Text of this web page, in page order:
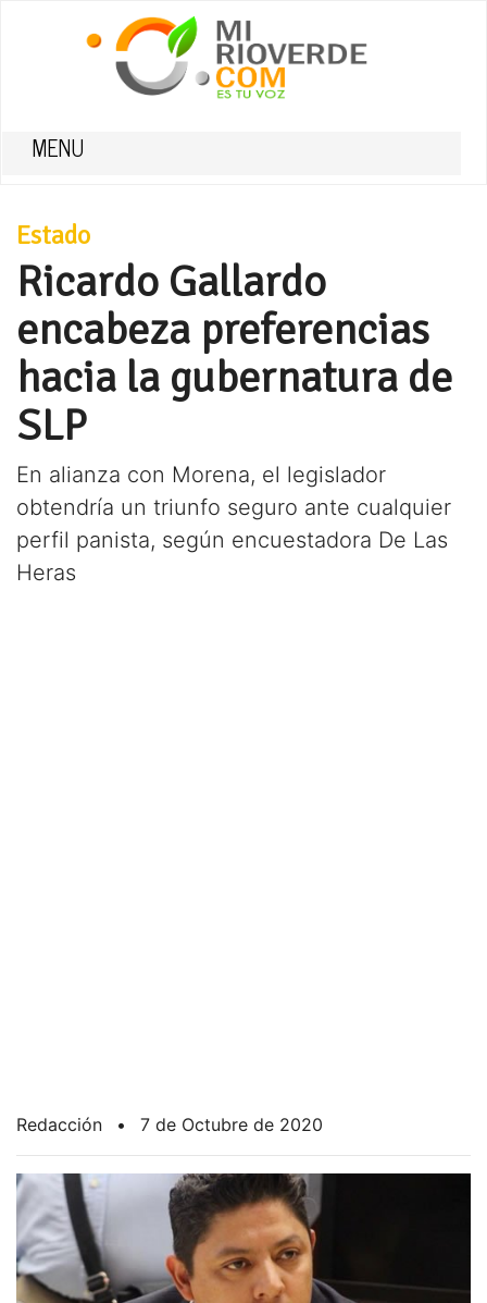
MENU
Estado
Ricardo Gallardo
encabeza preferencias
hacia la gubernatura de
SLP
En alianza con Morena, el legislador
obtendría un triunfo seguro ante cualquier
perfil panista, según encuestadora De Las
Heras
Redacción • 7 de Octubre de 2020